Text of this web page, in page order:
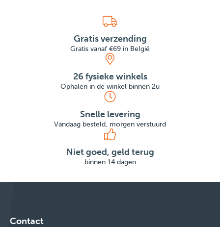
Gratis verzending
Gratis vanaf €69 in België
26 fysieke winkels
Ophalen in de winkel binnen 2u
Snelle levering
Vandaag besteld, morgen verstuurd
Niet goed, geld terug
binnen 14 dagen
Contact